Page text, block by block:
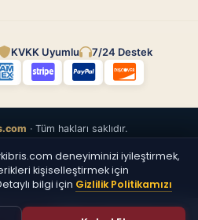
KVKK Uyumlu 7/24 Destek
· Tüm hakları saklıdır.
deneyiminizi iyileştirmek,
kişiselleştirmek için
bilgi için Gizlilik Politikamızı